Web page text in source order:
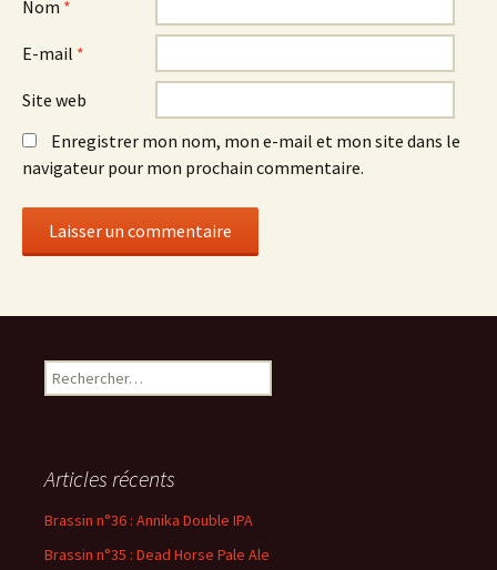
Nom *
E-mail *
Site web
Enregistrer mon nom, mon e-mail et mon site dans le
navigateur pour mon prochain commentaire.
R
e
r
c
e
Articles récents
Brassin n°36 : Annika Double IPA
Brassin n°35 : Dead Horse Pale Ale